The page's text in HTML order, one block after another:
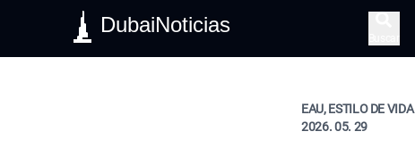
DubaiNoticias
EAU, ESTILO DE VIDA
2026. 05. 29